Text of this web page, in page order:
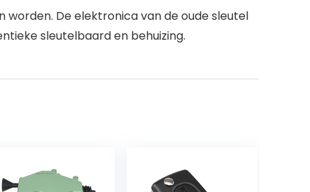
De elektronica van de oude sleutel
sleutelbaard en behuizing.